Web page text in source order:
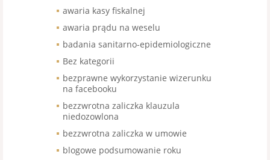
awaria kasy fiskalnej
awaria prądu na weselu
badania sanitarno-epidemiologiczne
Bez kategorii
bezprawne wykorzystanie wizerunku
na facebooku
bezzwrotna zaliczka klauzula
niedozowlona
bezzwrotna zaliczka w umowie
blogowe podsumowanie roku